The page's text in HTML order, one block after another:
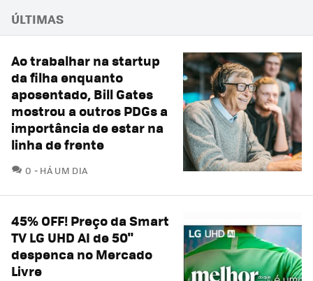
ÚLTIMAS
Ao trabalhar na startup
da filha enquanto
aposentado, Bill Gates
mostrou a outros PDGs a
importância de estar na
linha de frente
0 COMENTÁRIOS
HÁ UM DIA
45% OFF! Preço da Smart
TV LG UHD AI de 50"
despenca no Mercado
Livre